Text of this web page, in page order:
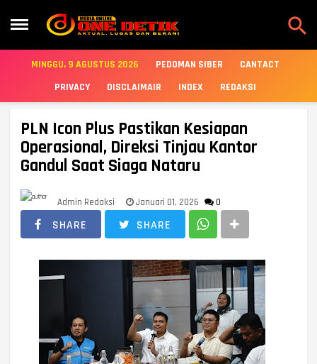

MINGGU, 9 AGUSTUS 2026 PEDOMAN SIBER
CANTACT
PRIVACY
DISCLAIMAIR INDEX REDAKSI
PLN Icon Plus Pastikan Kesiapan
Operasional, Direksi Tinjau Kantor
Gandul Saat Siaga Nataru
Admin Redaksi Januari 01, 2026 0
SHARE SHARE